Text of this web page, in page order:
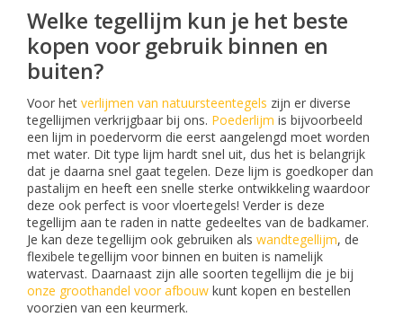
Welke tegellijm kun je het beste
kopen voor gebruik binnen en
buiten?
Voor het verlijmen van natuursteentegels zijn er diverse
tegellijmen verkrijgbaar bij ons. Poederlijm is bijvoorbeeld
een lijm in poedervorm die eerst aangelengd moet worden
met water. Dit type lijm hardt snel uit, dus het is belangrijk
dat je daarna snel gaat tegelen. Deze lijm is goedkoper dan
pastalijm en heeft een snelle sterke ontwikkeling waardoor
deze ook perfect is voor vloertegels! Verder is deze
tegellijm aan te raden in natte gedeeltes van de badkamer.
Je kan deze tegellijm ook gebruiken als wandtegellijm, de
flexibele tegellijm voor binnen en buiten is namelijk
watervast. Daarnaast zijn alle soorten tegellijm die je bij
onze groothandel voor afbouw kunt kopen en bestellen
voorzien van een keurmerk.